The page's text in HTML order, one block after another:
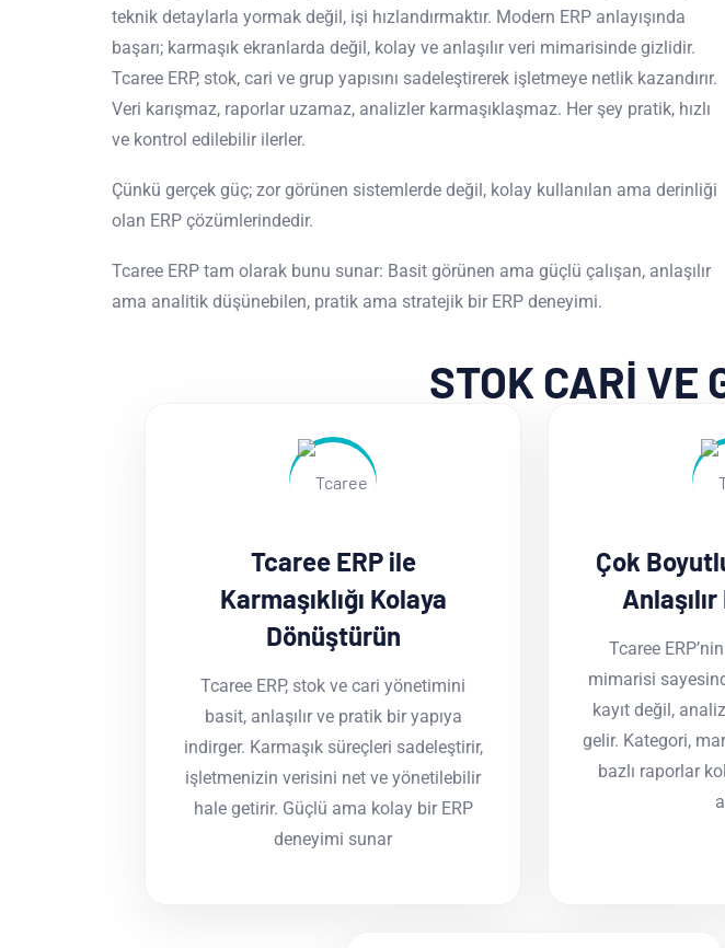
teknik detaylarla yormak değil, işi hızlandırmaktır. Modern ERP anlayışında
başarı; karmaşık ekranlarda değil, kolay ve anlaşılır veri mimarisinde gizlidir.
Tcaree ERP, stok, cari ve grup yapısını sadeleştirerek işletmeye netlik kazandırır.
Veri karışmaz, raporlar uzamaz, analizler karmaşıklaşmaz. Her şey pratik, hızlı
ve kontrol edilebilir ilerler.
Çünkü gerçek güç; zor görünen sistemlerde değil, kolay kullanılan ama derinliği
olan ERP çözümlerindedir.
Tcaree ERP tam olarak bunu sunar: Basit görünen ama güçlü çalışan, anlaşılır
ama analitik düşünebilen, pratik ama stratejik bir ERP deneyimi.
STOK CARİ VE
Tcaree ERP ile
Karmaşıklığı Kolaya
Dönüştürün
Tcaree ERP, stok ve cari yönetimini
basit, anlaşılır ve pratik bir yapıya
indirger. Karmaşık süreçleri sadeleştirir,
işletmenizin verisini net ve yönetilebilir
hale getirir. Güçlü ama kolay bir ERP
deneyimi sunar
Çok
Tcaree
mimarisi
kayıt değil,
gelir. Kategori,
bazlı raporlar